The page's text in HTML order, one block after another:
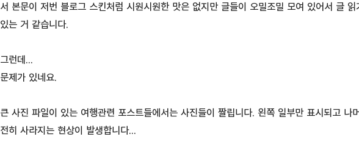
서 본문이 저번 블로그 스킨처럼 시원시원한 맛은 없지만 글들이 오밀조밀 모여 있어서 글
있는 거 같습니다.
그런데...
문제가 있네요.
큰 사진 파일이 있는 여행관련 포스트들에서는 사진들이 짤립니다. 왼쪽 일부만 표시되고 나
전히 사라지는 현상이 발생합니다...